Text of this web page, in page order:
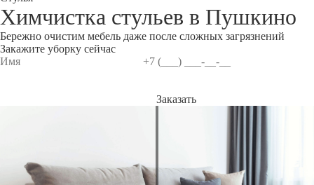
Химчистка стульев в Пушкино
Бережно очистим мебель даже после сложных загрязнений
Закажите уборку сейчас
Заказать